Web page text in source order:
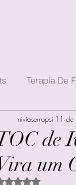
Terapia De
de
um
niviaserrapsi 11 de
Avaliado com